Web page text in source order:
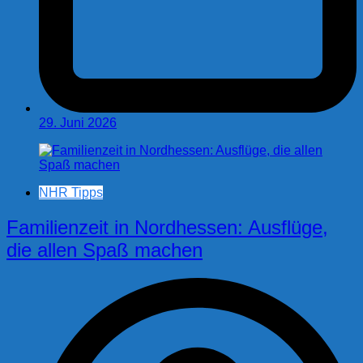
29. Juni 2026
NHR Tipps
Familienzeit in Nordhessen: Ausflüge,
die allen Spaß machen